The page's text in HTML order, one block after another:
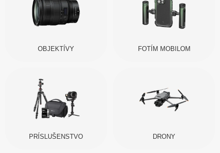
OBJEKTÍVY FOTÍM MOBILOM
PRÍSLUŠENSTVO DRONY